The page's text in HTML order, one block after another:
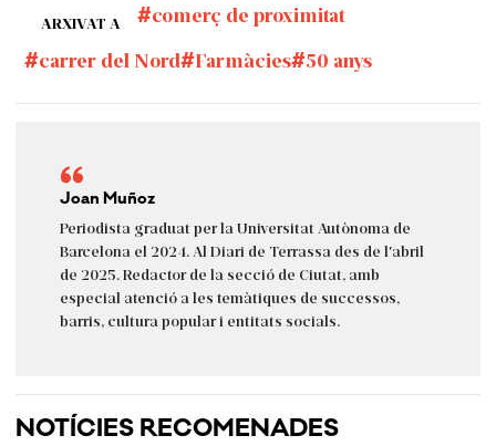
ARXIVAT A
comerç de proximitat
carrer del Nord
Farmàcies 50 anys
Joan Muñoz
Periodista graduat per la Universitat Autònoma de
Barcelona el 2024. Al Diari de Terrassa des de l'abril
de 2025. Redactor de la secció de Ciutat, amb
especial atenció a les temàtiques de successos,
barris, cultura popular i entitats socials.
NOTÍCIES RECOMENADES